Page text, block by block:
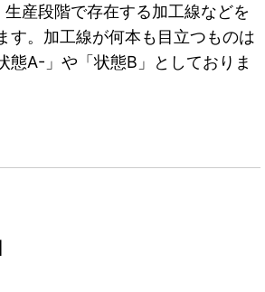
産段階で存在する加工線などを
す。加工線が何本も目立つものは
態A-」や「状態B」としておりま